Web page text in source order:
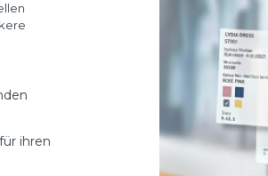
ihren